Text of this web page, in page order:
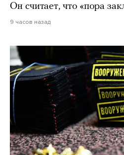
Он считает, что «пора
9 часов назад